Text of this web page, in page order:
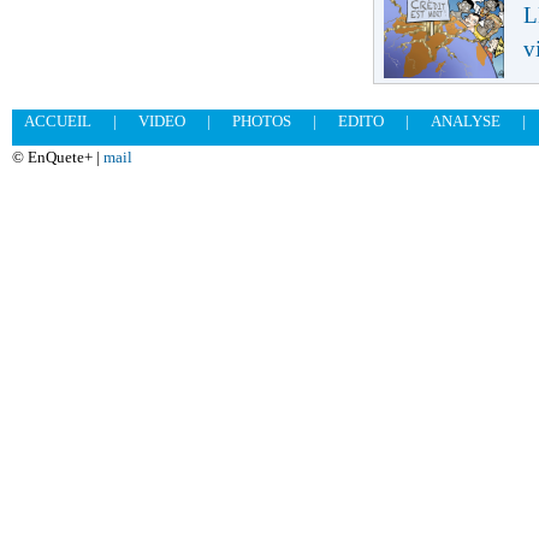
ACCUEIL | VIDEO | PHOTOS | EDITO | ANALYSE
|
© EnQuete+ | mail